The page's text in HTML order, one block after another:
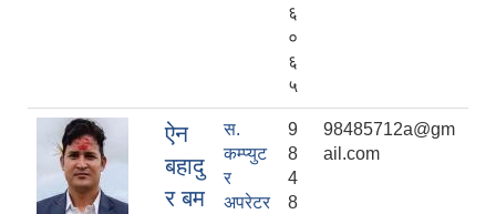
६
०
६
५
ऐन
बहादु
र बम
स.
कम्प्युट
र
अपरेटर
9
8
4
8
98485712a@gm
ail.com